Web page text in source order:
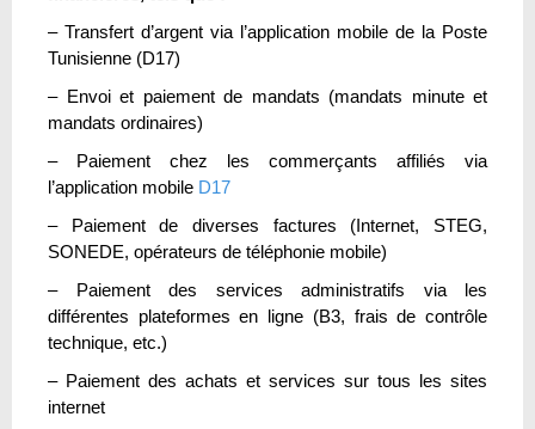
– Transfert d’argent via l’application mobile de la Poste
Tunisienne (D17)
– Envoi et paiement de mandats (mandats minute et
mandats ordinaires)
– Paiement chez les commerçants affiliés via
l’application mobile D17
– Paiement de diverses factures (Internet, STEG,
SONEDE, opérateurs de téléphonie mobile)
– Paiement des services administratifs via les
différentes plateformes en ligne (B3, frais de contrôle
technique, etc.)
– Paiement des achats et services sur tous les sites
internet